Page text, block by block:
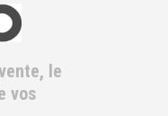
le
vos